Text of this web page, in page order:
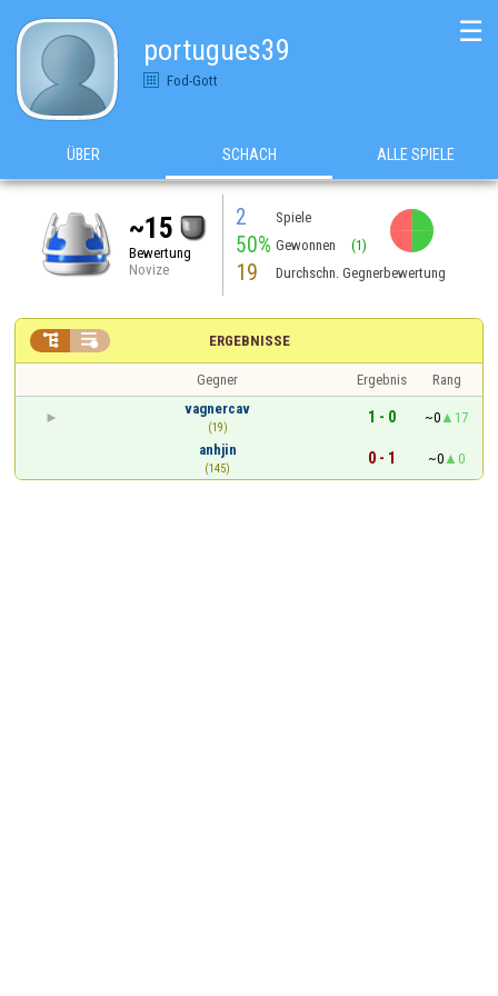
portugues39
Fod-Gott
☰
ÜBER SCHACH ALLE SPIELE
~15
Bewertung
Novize
2 Spiele
50% Gewonnen (1)
19 Durchschn. Gegnerbewertung
ERGEBNISSE
 
Gegner Ergebnis
Rang
vagnercav
(19)
1 - 0 ~0
17
anhjin
(145)
0 - 1 ~0 0